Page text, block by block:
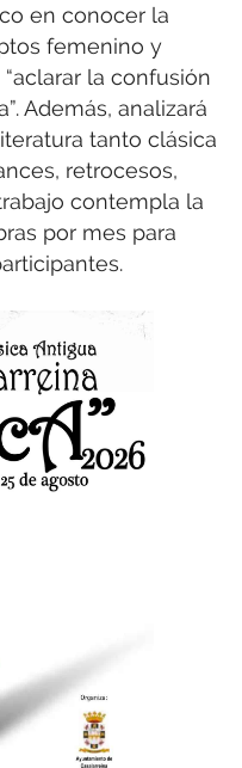
en conocer la
femenino y
la confusión
Además, analizará
tanto clásica
retrocesos,
contempla la
por mes para